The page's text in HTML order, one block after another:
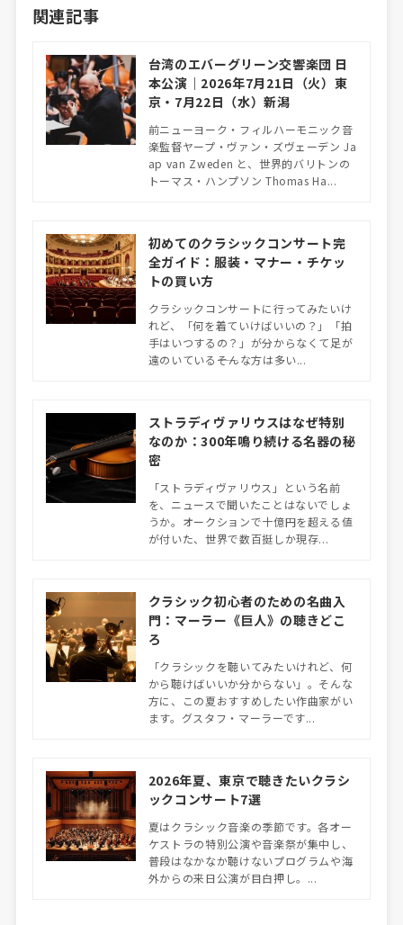
関連記事
台湾のエバーグリーン交響楽団 日
本公演｜2026年7月21日（火）東
京・7月22日（水）新潟
前ニューヨーク・フィルハーモニック音
楽監督ヤープ・ヴァン・ズヴェーデン Ja
ap van Zweden と、世界的バリトンの
トーマス・ハンプソン Thomas Ha...
初めてのクラシックコンサート完
全ガイド：服装・マナー・チケッ
トの買い方
クラシックコンサートに行ってみたいけ
れど、「何を着ていけばいいの？」「拍
手はいつするの？」が分からなくて足が
遠のいている――そんな方は多い...
ストラディヴァリウスはなぜ特別
なのか：300年鳴り続ける名器の秘
密
「ストラディヴァリウス」という名前
を、ニュースで聞いたことはないでしょ
うか。オークションで十億円を超える値
が付いた、世界で数百挺しか現存...
クラシック初心者のための名曲入
門：マーラー《巨人》の聴きどこ
ろ
「クラシックを聴いてみたいけれど、何
から聴けばいいか分からない」。そんな
方に、この夏おすすめしたい作曲家がい
ます。グスタフ・マーラーです...
2026年夏、東京で聴きたいクラシ
ックコンサート7選
夏はクラシック音楽の季節です。各オー
ケストラの特別公演や音楽祭が集中し、
普段はなかなか聴けないプログラムや海
外からの来日公演が目白押し。...